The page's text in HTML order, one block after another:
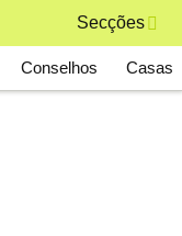
Secções
Conselhos Casas